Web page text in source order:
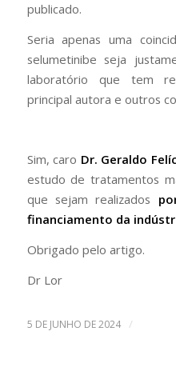
publicado.
Seria apenas uma
selumetinibe seja
laboratório que tem
principal autora e outros
Sim, caro Dr. Geraldo
estudo de tratamentos
que sejam realizados
financiamento da
Obrigado pelo artigo.
Dr Lor
5 DE JUNHO DE 2024 /